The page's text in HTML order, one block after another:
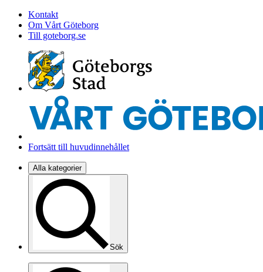
Kontakt
Om Vårt Göteborg
Till goteborg.se
Fortsätt till huvudinnehållet
Alla kategorier
Sök